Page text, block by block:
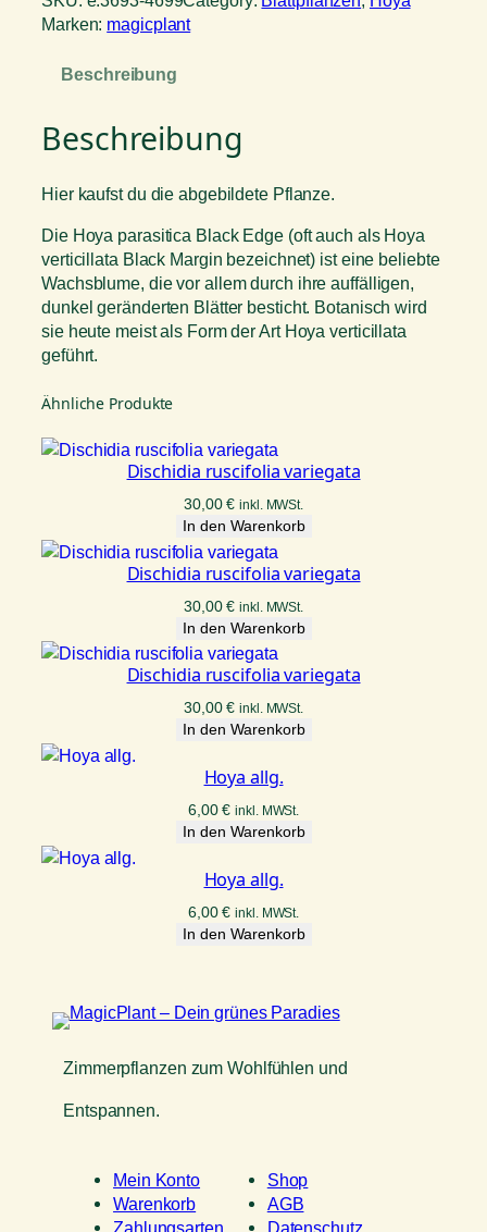
Marken: magicplant
Beschreibung
Beschreibung
Hier kaufst du die abgebildete Pflanze.
Die Hoya parasitica Black Edge (oft auch als Hoya
verticillata Black Margin bezeichnet) ist eine beliebte
Wachsblume, die vor allem durch ihre auffälligen,
dunkel geränderten Blätter besticht. Botanisch wird
sie heute meist als Form der Art Hoya verticillata
geführt.
Ähnliche Produkte
Dischidia ruscifolia variegata
30,00€ inkl. MWSt.
In den Warenkorb
Dischidia ruscifolia variegata
30,00€ inkl. MWSt.
In den Warenkorb
Dischidia ruscifolia variegata
30,00€ inkl. MWSt.
In den Warenkorb
Hoya allg.
6,00€ inkl. MWSt.
In den Warenkorb
Hoya allg.
6,00€ inkl. MWSt.
In den Warenkorb
Zimmerpflanzen zum Wohlfühlen und
Entspannen.
Mein Konto
Warenkorb
Zahlungsarten
Shop
AGB
Datenschutz